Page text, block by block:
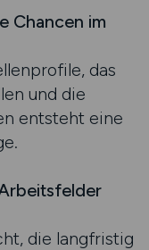
Chancen im
das
und die
entsteht eine
die langfristig